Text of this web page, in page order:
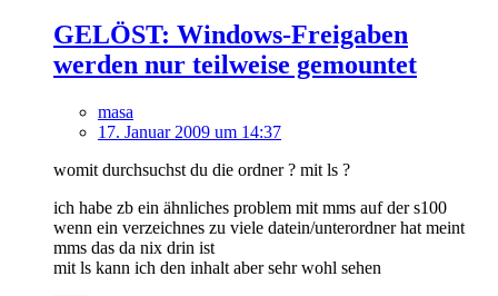
GELÖST: Windows-Freigaben
werden nur teilweise gemountet
masa
17. Januar 2009 um 14:37
womit durchsuchst du die ordner ? mit ls ?
ich habe zb ein ähnliches problem mit mms auf der s100
wenn ein verzeichnes zu viele datein/unterordner hat meint
mms das da nix drin ist
mit ls kann ich den inhalt aber sehr wohl sehen